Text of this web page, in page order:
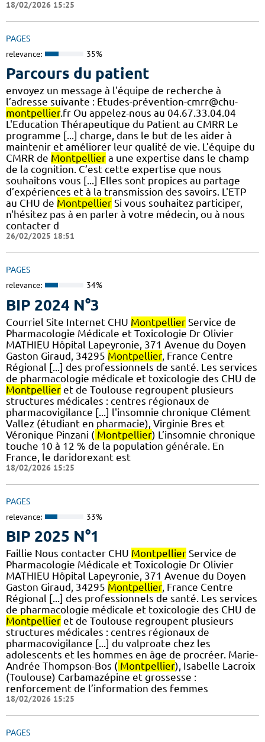
18/02/2026 15:25
PAGES
relevance: 35%
Parcours du patient
envoyez un message à l'équipe de recherche à
l’adresse suivante : Etudes-prévention-cmrr@chu-
montpellier.fr Ou appelez-nous au 04.67.33.04.04
L'Education Thérapeutique du Patient au CMRR Le
programme [...] charge, dans le but de les aider à
maintenir et améliorer leur qualité de vie. L’équipe du
CMRR de Montpellier a une expertise dans le champ
de la cognition. C’est cette expertise que nous
souhaitons vous [...] Elles sont propices au partage
d’expériences et à la transmission des savoirs. L'ETP
au CHU de Montpellier Si vous souhaitez participer,
n'hésitez pas à en parler à votre médecin, ou à nous
contacter d
26/02/2025 18:51
PAGES
relevance: 34%
BIP 2024 N°3
Courriel Site Internet CHU Montpellier Service de
Pharmacologie Médicale et Toxicologie Dr Olivier
MATHIEU Hôpital Lapeyronie, 371 Avenue du Doyen
Gaston Giraud, 34295 Montpellier, France Centre
Régional [...] des professionnels de santé. Les services
de pharmacologie médicale et toxicologie des CHU de
Montpellier et de Toulouse regroupent plusieurs
structures médicales : centres régionaux de
pharmacovigilance [...] l'insomnie chronique Clément
Vallez (étudiant en pharmacie), Virginie Bres et
Véronique Pinzani ( Montpellier) L’insomnie chronique
touche 10 à 12 % de la population générale. En
France, le daridorexant est
18/02/2026 15:25
PAGES
relevance: 33%
BIP 2025 N°1
Faillie Nous contacter CHU Montpellier Service de
Pharmacologie Médicale et Toxicologie Dr Olivier
MATHIEU Hôpital Lapeyronie, 371 Avenue du Doyen
Gaston Giraud, 34295 Montpellier, France Centre
Régional [...] des professionnels de santé. Les services
de pharmacologie médicale et toxicologie des CHU de
Montpellier et de Toulouse regroupent plusieurs
structures médicales : centres régionaux de
pharmacovigilance [...] du valproate chez les
adolescents et les hommes en âge de procréer. Marie-
Andrée Thompson-Bos ( Montpellier), Isabelle Lacroix
(Toulouse) Carbamazépine et grossesse :
renforcement de l’information des femmes
18/02/2026 15:25
PAGES